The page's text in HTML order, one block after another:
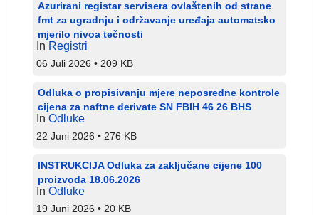
Azurirani registar servisera ovlaštenih od strane
fmt za ugradnju i održavanje uređaja automatsko
mjerilo nivoa tečnosti
In Registri
06 Juli 2026 209 KB
Odluka o propisivanju mjere neposredne kontrole
cijena za naftne derivate SN FBIH 46 26 BHS
In Odluke
22 Juni 2026 276 KB
INSTRUKCIJA Odluka za zaključane cijene 100
proizvoda 18.06.2026
In Odluke
19 Juni 2026 20 KB